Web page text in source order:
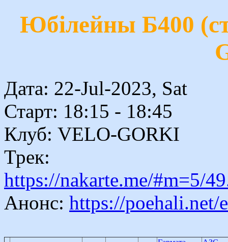
Юбілейны Б400
Дата: 22-Jul-2023, Sat
Старт: 18:15 - 18:45
Клуб: VELO-GORKI
Трек:
https://nakarte.me/#m=5/
Анонс: https://poehali.net/